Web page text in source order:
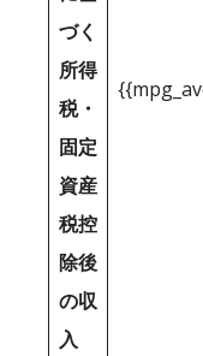
づく
所得
税・
固定
資産
税控
除後
の収
入